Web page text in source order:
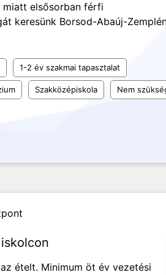
elsősorban férfi
keresünk Borsod-Abaúj-
1-2 év szakmai tapasztalat
Szakközépiskola Nem
ételt. Minimum öt év vezetési